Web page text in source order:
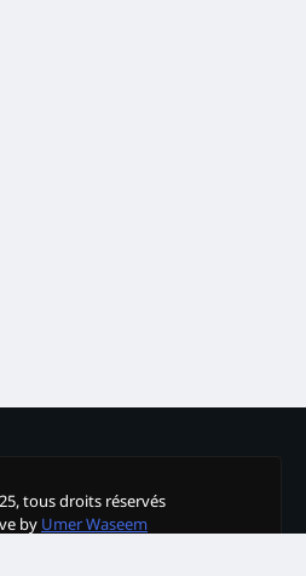
tous droits réservés
by Umer Waseem